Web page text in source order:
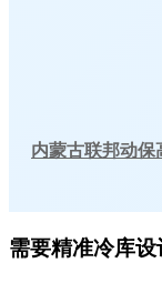
内蒙古联邦动保
需要精准冷库